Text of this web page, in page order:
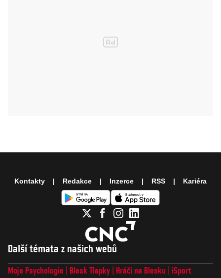
Další témata z našich webů
Moje Psychologie Blesk Tlapky Hráči na Blesku
iSport
Kontakty Redakce Inzerce RSS Kariéra